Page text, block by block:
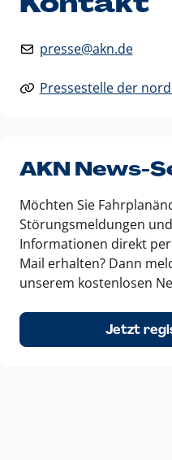
presse@akn.de
Pressestelle der
AKN News-
Möchten Sie
Störungsmeldungen
Informationen direkt
Mail erhalten? Dann
unserem kostenlosen
Jetzt